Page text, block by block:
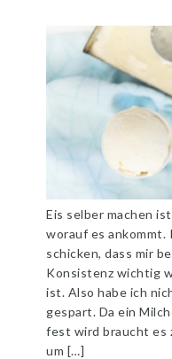
Eis selber machen
worauf es ankommt.
schicken, dass mir
Konsistenz wichtig
ist. Also habe ich
gespart. Da ein
fest wird braucht es
um […]